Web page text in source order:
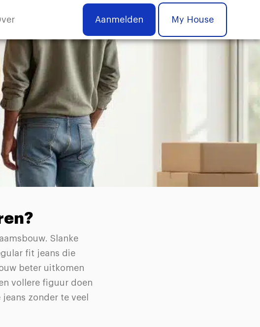
Aanmelden My House
Slanke
fit jeans die
beter uitkomen
vollere figuur doen
zonder te veel